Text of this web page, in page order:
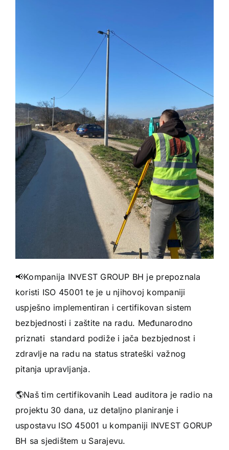
📢Kompanija INVEST GROUP BH je prepoznala
koristi ISO 45001 te je u njihovoj kompaniji
uspješno implementiran i certifikovan sistem
bezbjednosti i zaštite na radu. Međunarodno
priznati standard podiže i jača bezbjednost i
zdravlje na radu na status strateški važnog
pitanja upravljanja.
🌎Naš tim certifikovanih Lead auditora je radio na
projektu 30 dana, uz detaljno planiranje i
uspostavu ISO 45001 u kompaniji INVEST GORUP
BH sa sjedištem u Sarajevu.